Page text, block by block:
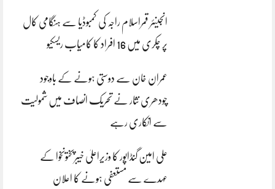
انجینئر قمراسلام راجہ کی کمبوڈیا سے ہنگامی کال
پر چکری میں 16 افراد کا کامیاب ریسکیو
عمران خان سے دوستی ہونے کے باوجود
چودھری نثار نے تحریک انصاف میں شمولیت
سے انکاری رہے
علی امین گنڈاپور کا وزیراعلیٰ خیبرپختونخوا کے
عہدے سے مستعفی ہونے کا اعلان